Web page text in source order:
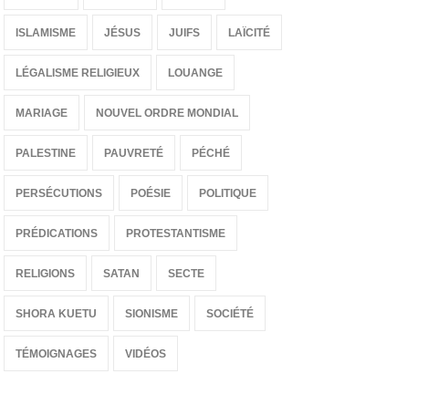
18 de Septiembre de 2016 a las
00:00
del Dokimos 24
ISLAMISME JÉSUS JUIFS LAÏCITÉ
LÉGALISME RELIGIEUX LOUANGE
MARIAGE NOUVEL ORDRE MONDIAL
PALESTINE PAUVRETÉ PÉCHÉ
PERSÉCUTIONS POÉSIE POLITIQUE
PRÉDICATIONS PROTESTANTISME
RELIGIONS SATAN SECTE
SHORA KUETU SIONISME SOCIÉTÉ
TÉMOIGNAGES VIDÉOS